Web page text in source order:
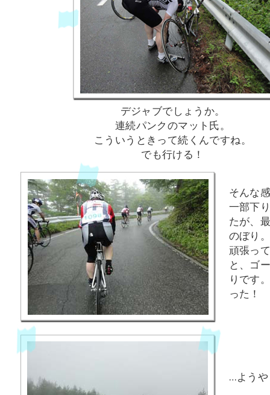
デジャブでしょうか。
連続パンクのマット氏。
こういうときって続くんですね。
でも行ける！
そんな
一部下
たが、
のぼり
頑張っ
と、ゴ
りです
った！
…よう